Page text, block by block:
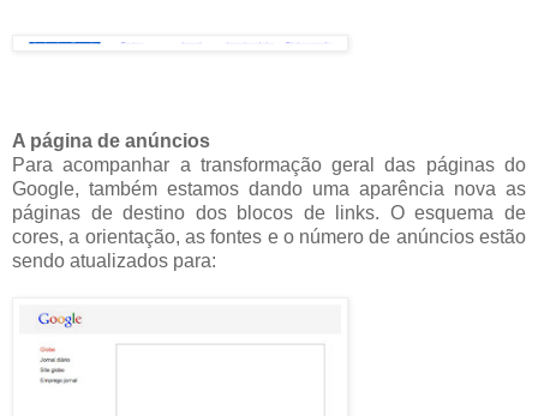
A página de anúncios
Para acompanhar a transformação geral das páginas do
Google, também estamos dando uma aparência nova as
páginas de destino dos blocos de links. O esquema de
cores, a orientação, as fontes e o número de anúncios estão
sendo atualizados para: